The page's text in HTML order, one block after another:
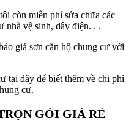
còn miễn phí sửa chữa các
nhà vệ sinh, dây điện. . .
giá sơn căn hộ chung cư với
tại đây để biết thêm về chi phí
cư.
GÓI GIÁ RẺ